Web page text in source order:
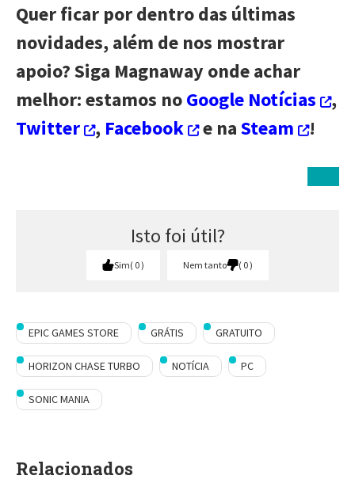
Quer ficar por dentro das últimas
novidades, além de nos mostrar
apoio? Siga Magnaway onde achar
melhor: estamos noGoogle Notícias
,
Twitter
, Facebook e naSteam !
Isto foi útil?
Sim 0 Nem tanto 0
EPIC GAMES STORE GRÁTIS GRATUITO
HORIZON CHASE TURBO NOTÍCIA PC
SONIC MANIA
Relacionados